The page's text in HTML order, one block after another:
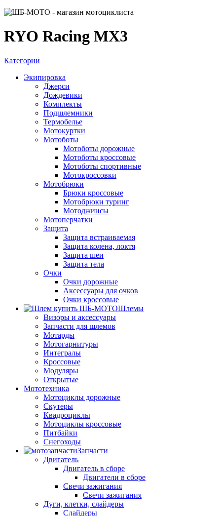
RYO Racing MX3
Категории
Экипировка
Джерси
Дождевики
Комплекты
Подшлемники
Термобелье
Мотокуртки
Мотоботы
Мотоботы дорожные
Мотоботы кроссовые
Мотоботы спортивные
Мотокроссовки
Мотобрюки
Брюки кроссовые
Мотобрюки туринг
Мотоджинсы
Мотоперчатки
Защита
Защита встраиваемая
Защита колена, локтя
Защита шеи
Защита тела
Очки
Очки дорожные
Аксессуары для очков
Очки кроссовые
Шлемы
Визоры и аксессуары
Запчасти для шлемов
Мотарды
Мотогарнитуры
Интегралы
Кроссовые
Модуляры
Открытые
Мототехника
Мотоциклы дорожные
Скутеры
Квадроциклы
Мотоциклы кроссовые
Питбайки
Снегоходы
Запчасти
Двигатель
Двигатель в сборе
Двигатели в сборе
Свечи зажигания
Свечи зажигания
Дуги, клетки, слайдеры
Слайдеры